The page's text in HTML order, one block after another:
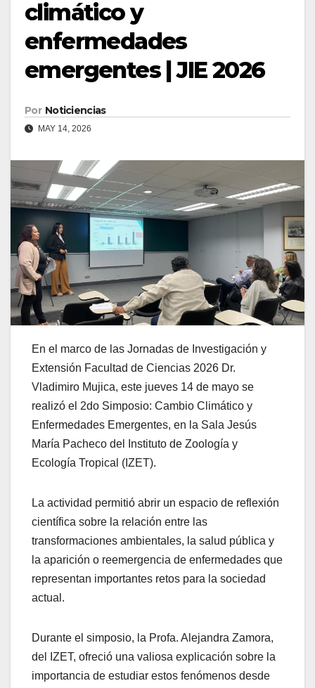
climático y
enfermedades
emergentes | JIE 2026
Por Noticiencias
MAY 14, 2026
En el marco de las Jornadas de Investigación y
Extensión Facultad de Ciencias 2026 Dr.
Vladimiro Mujica, este jueves 14 de mayo se
realizó el 2do Simposio: Cambio Climático y
Enfermedades Emergentes, en la Sala Jesús
María Pacheco del Instituto de Zoología y
Ecología Tropical (IZET).
La actividad permitió abrir un espacio de reflexión
científica sobre la relación entre las
transformaciones ambientales, la salud pública y
la aparición o reemergencia de enfermedades que
representan importantes retos para la sociedad
actual.
Durante el simposio, la Profa. Alejandra Zamora,
del IZET, ofreció una valiosa explicación sobre la
importancia de estudiar estos fenómenos desde